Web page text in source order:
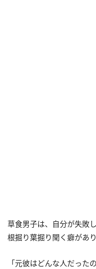
草食男子は、自分が失敗
根掘り葉掘り聞く癖があり
「元彼はどんな人だった